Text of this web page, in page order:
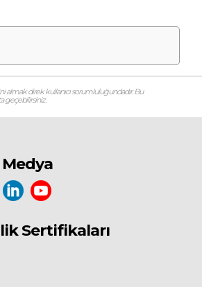
almak direk kullanıcı sorumluluğundadır. Bu
geçebilirsiniz.
Medya
Sertifikaları